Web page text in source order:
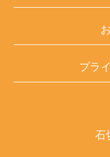
プラ
石